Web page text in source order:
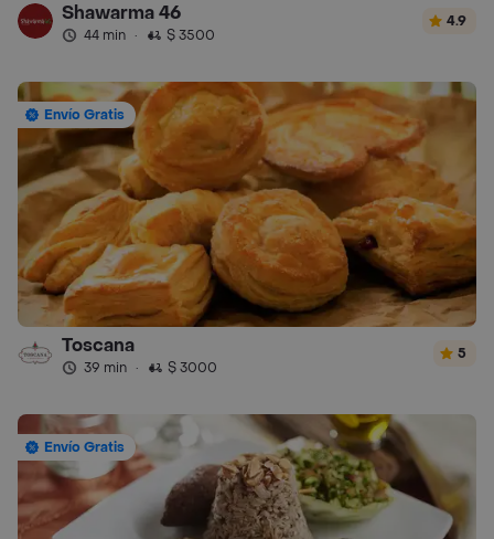
Shawarma 46
44 min · $ 3500
4.9
Envío Gratis
Toscana
39 min · $ 3000
5
Envío Gratis